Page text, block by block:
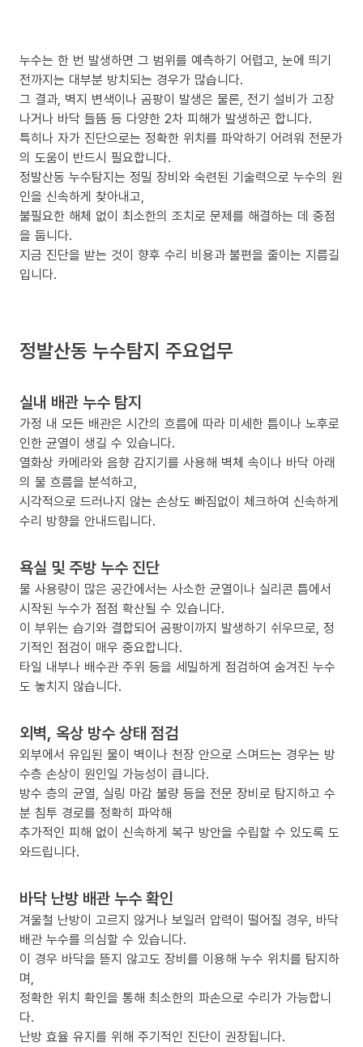
누수는 한 번 발생하면 그 범위를 예측하기 어렵고, 눈에 띄기
전까지는 대부분 방치되는 경우가 많습니다.
그 결과, 벽지 변색이나 곰팡이 발생은 물론, 전기 설비가 고장
나거나 바닥 들뜸 등 다양한 2차 피해가 발생하곤 합니다.
특히나 자가 진단으로는 정확한 위치를 파악하기 어려워 전문가
의 도움이 반드시 필요합니다.
정발산동 누수탐지는 정밀 장비와 숙련된 기술력으로 누수의 원
인을 신속하게 찾아내고,
불필요한 해체 없이 최소한의 조치로 문제를 해결하는 데 중점
을 둡니다.
지금 진단을 받는 것이 향후 수리 비용과 불편을 줄이는 지름길
입니다.
정발산동 누수탐지 주요업무
실내 배관 누수 탐지
가정 내 모든 배관은 시간의 흐름에 따라 미세한 틈이나 노후로
인한 균열이 생길 수 있습니다.
열화상 카메라와 음향 감지기를 사용해 벽체 속이나 바닥 아래
의 물 흐름을 분석하고,
시각적으로 드러나지 않는 손상도 빠짐없이 체크하여 신속하게
수리 방향을 안내드립니다.
욕실 및 주방 누수 진단
물 사용량이 많은 공간에서는 사소한 균열이나 실리콘 틈에서
시작된 누수가 점점 확산될 수 있습니다.
이 부위는 습기와 결합되어 곰팡이까지 발생하기 쉬우므로, 정
기적인 점검이 매우 중요합니다.
타일 내부나 배수관 주위 등을 세밀하게 점검하여 숨겨진 누수
도 놓치지 않습니다.
외벽, 옥상 방수 상태 점검
외부에서 유입된 물이 벽이나 천장 안으로 스며드는 경우는 방
수층 손상이 원인일 가능성이 큽니다.
방수 층의 균열, 실링 마감 불량 등을 전문 장비로 탐지하고 수
분 침투 경로를 정확히 파악해
추가적인 피해 없이 신속하게 복구 방안을 수립할 수 있도록 도
와드립니다.
바닥 난방 배관 누수 확인
겨울철 난방이 고르지 않거나 보일러 압력이 떨어질 경우, 바닥
배관 누수를 의심할 수 있습니다.
이 경우 바닥을 뜯지 않고도 장비를 이용해 누수 위치를 탐지하
며,
정확한 위치 확인을 통해 최소한의 파손으로 수리가 가능합니
다.
난방 효율 유지를 위해 주기적인 진단이 권장됩니다.